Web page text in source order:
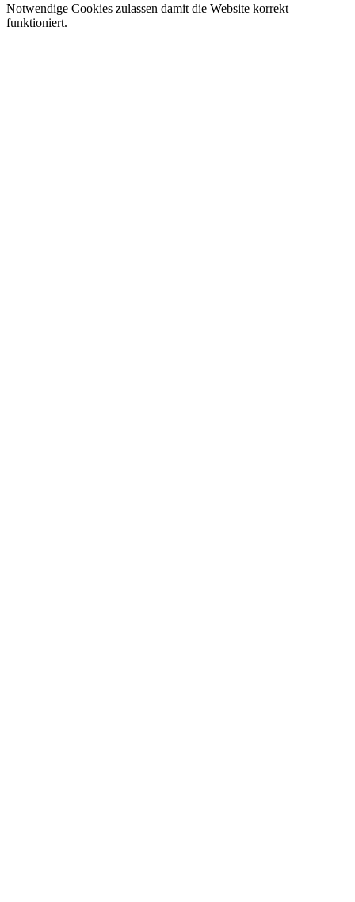
Notwendige Cookies zulassen damit die Website korrekt
funktioniert.